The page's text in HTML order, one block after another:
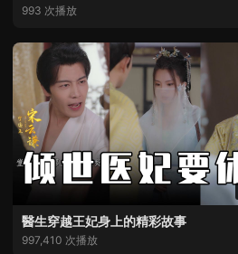
993 次播放
醫生穿越王妃身上的精彩故事
997,410 次播放